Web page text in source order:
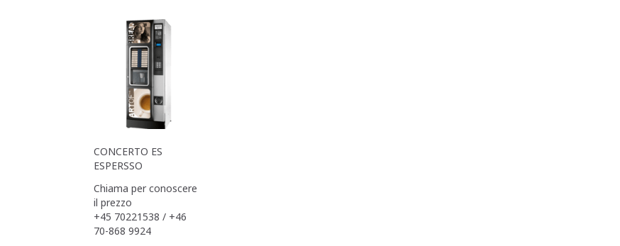
CONCERTO ES
ESPERSSO
Chiama per conoscere
il prezzo
+45 70221538 / +46
70-868 9924